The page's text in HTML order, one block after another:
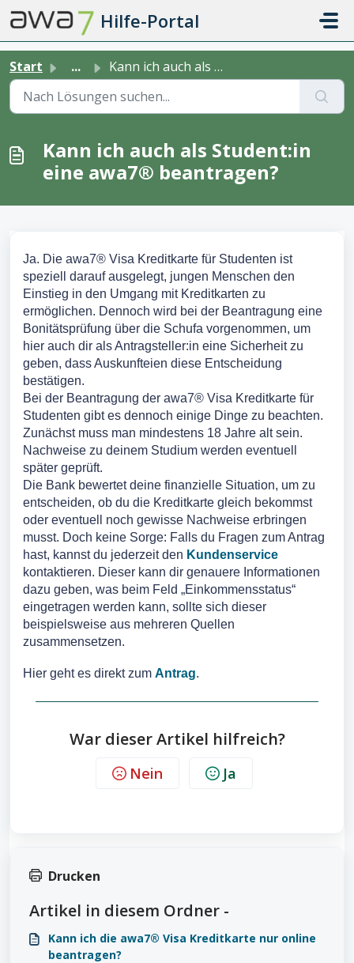
Zum hauptsächlichen Inhalt gehen
Hilfe-Portal
Start ... Kann ich auch als Student:in eine awa7® beantragen?
Kann ich auch als Student:in
eine awa7® beantragen?
Ja. Die awa7® Visa Kreditkarte für Studenten ist
speziell darauf ausgelegt, jungen Menschen den
Einstieg in den Umgang mit Kreditkarten zu
ermöglichen. Dennoch wird bei der Beantragung eine
Bonitätsprüfung über die Schufa vorgenommen, um
hier auch dir als Antragsteller:in eine Sicherheit zu
geben, dass Auskunfteien diese Entscheidung
bestätigen.
Bei der Beantragung der awa7® Visa Kreditkarte für
Studenten gibt es dennoch einige Dinge zu beachten.
Zunächst muss man mindestens 18 Jahre alt sein.
Nachweise zu deinem Studium werden eventuell
später geprüft.
Die Bank bewertet deine finanzielle Situation, um zu
entscheiden, ob du die Kreditkarte gleich bekommst
oder eventuell noch gewisse Nachweise erbringen
musst. Doch keine Sorge: Falls du Fragen zum Antrag
hast, kannst du jederzeit den Kundenservice
kontaktieren. Dieser kann dir genauere Informationen
dazu geben, was beim Feld „Einkommensstatus“
eingetragen werden kann, sollte sich dieser
beispielsweise aus mehreren Quellen
zusammensetzen.
Hier geht es direkt zum Antrag.
War dieser Artikel hilfreich?
Nein Ja
Drucken
Artikel in diesem Ordner -
Kann ich die awa7® Visa Kreditkarte nur online
beantragen?